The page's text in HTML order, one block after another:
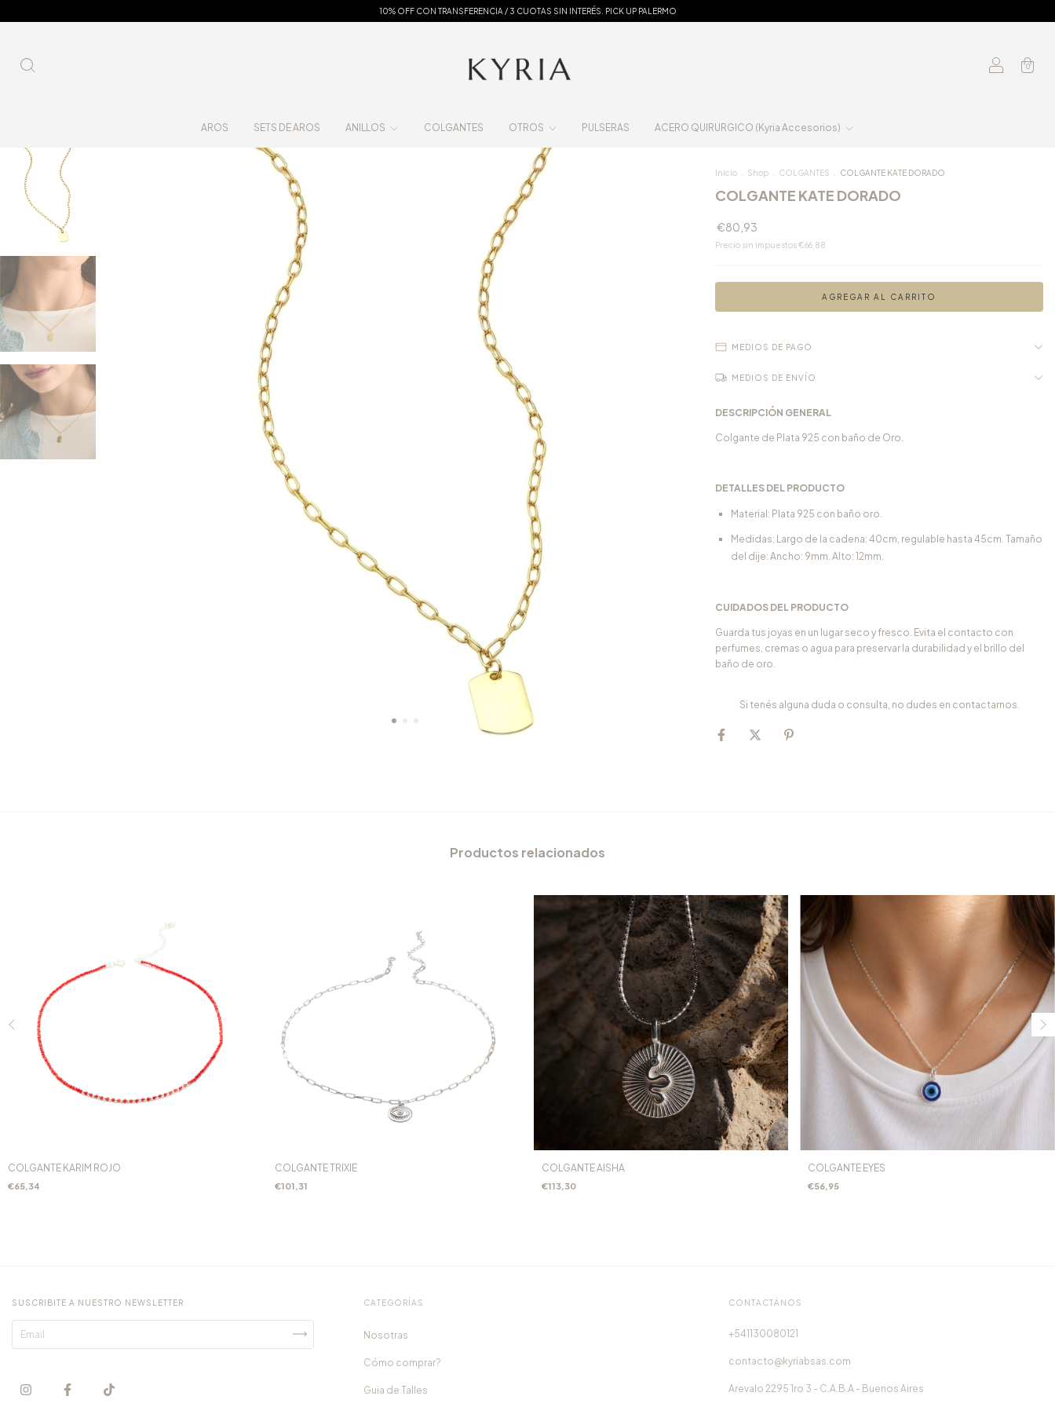
10% OFF CON TRANSFERENCIA / 3 CUOTAS SIN INTERÉS. PICK UP PALERMO
0
AROS SETS DE AROS ANILLOS COLGANTES OTROS PULSERAS ACERO QUIRURGICO (Kyria Accesorios)
Inicio Shop COLGANTES COLGANTE KATE DORADO
COLGANTE KATE DORADO
€80,93
Precio sin impuestos€66,88
MEDIOS DE PAGO
MEDIOS DE ENVÍO
DESCRIPCIÓN GENERAL
Colgante de Plata 925 con baño de Oro.
DETALLES DEL PRODUCTO
Material: Plata 925 con baño oro.
Medidas: Largo de la cadena: 40cm, regulable hasta 45cm. Tamaño
del dije: Ancho: 9mm. Alto: 12mm.
CUIDADOS DEL PRODUCTO
Guarda tus joyas en un lugar seco y fresco. Evita el contacto con
perfumes, cremas o agua para preservar la durabilidad y el brillo del
baño de oro.
Si tenés alguna duda o consulta, no dudes en contactarnos.
Productos relacionados
COLGANTE KARIM ROJO
€65,34
COLGANTE TRIXIE
€101,31
COLGANTE AISHA
€113,30
COLGANTE EYES
€56,95
SUSCRIBITE A NUESTRO NEWSLETTER CATEGORÍAS
Nosotras
Cómo comprar?
Guia de Talles
CONTACTÁNOS
541130080121
contacto@kyriabsas.com
Arevalo 2295 1ro 3 - C.A.B.A - Buenos Aires